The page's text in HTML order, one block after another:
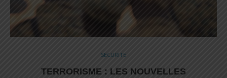
SECURITE
TERRORISME : LES NOUVELLES